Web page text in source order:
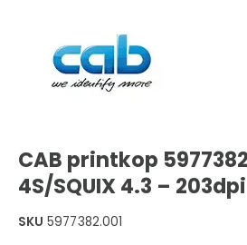
CAB printkop
4S/SQUIX 4.3 – 203dpi
SKU 5977382.001